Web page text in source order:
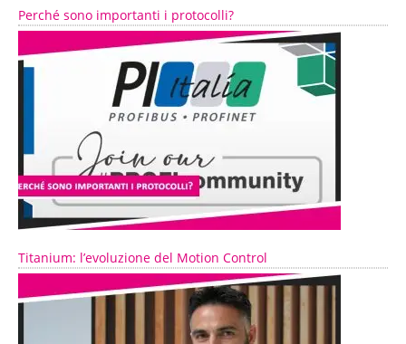
Perché sono importanti i protocolli?
Titanium: l’evoluzione del Motion Control